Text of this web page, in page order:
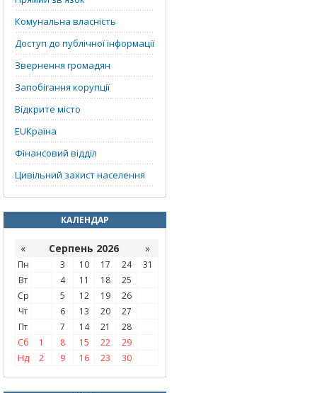
Комунальна власність
Доступ до публічної інформації
Звернення громадян
Запобігання корупції
Відкрите місто
EUКраїна
Фінансовий відділ
Цивільний захист населення
КАЛЕНДАР
« Серпень 2026 »
Пн 3 10 17 24
31
Вт
4 11 18
25
Ср
5 12 19
26
Чт
6 13 20
27
Пт
7 14 21
28
Сб
1 8 15 22
29
Нд
2 9 16 23 30